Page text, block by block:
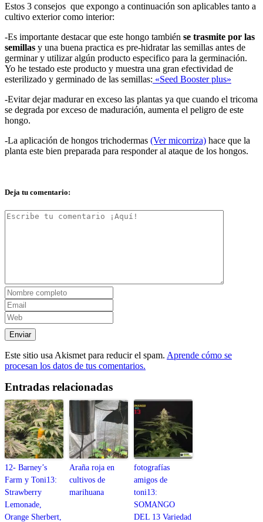
Estos 3 consejos que expongo a continuación son aplicables tanto a
cultivo exterior como interior:
-Es importante destacar que este hongo también se trasmite por las
semillas y una buena practica es pre-hidratar las semillas antes de
germinar y utilizar algún producto especifico para la germinación.
Yo he testado este producto y muestra una gran efectividad de
esterilizado y germinado de las semillas: «Seed Booster plus»
-Evitar dejar madurar en exceso las plantas ya que cuando el tricoma
se degrada por exceso de maduración, aumenta el peligro de este
hongo.
-La aplicación de hongos trichodermas (Ver micorriza) hace que la
planta este bien preparada para responder al ataque de los hongos.
Deja tu comentario:
Este sitio usa Akismet para reducir el spam. Aprende cómo se
procesan los datos de tus comentarios.
Entradas relacionadas
12- Barney’s
Farm y Toni13:
Strawberry
Lemonade,
Orange Sherbert,
Araña roja en
cultivos de
marihuana
fotografías
amigos de
toni13:
SOMANGO
DEL 13 Variedad